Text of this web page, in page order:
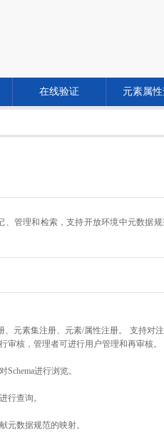
在线验证 元素属
、管理和检索，支持开放环境中元数
元素集注册、元素/属性注册。 支持对
核，管理者可进行用户管理和再审核。
进行浏览。
行查询。
元数据规范的映射。